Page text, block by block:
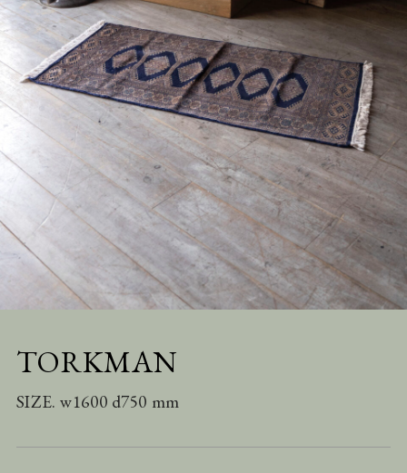
TORKMAN
SIZE. w1600 d750 mm